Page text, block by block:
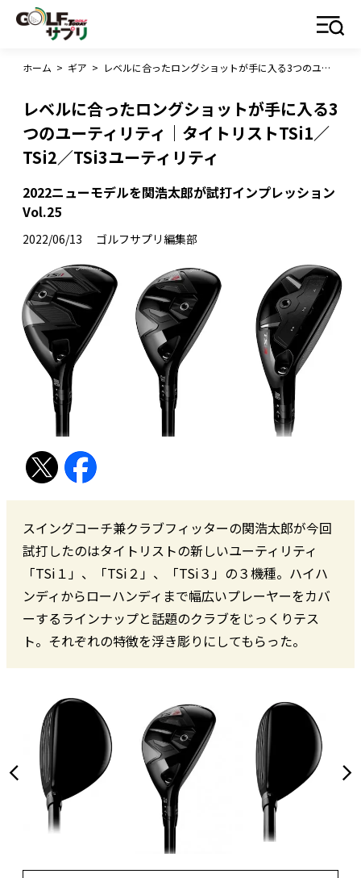
ホーム > ギア > レベルに合ったロングショットが手に入る3つのユーティリティ｜タイトリストTSi1／TSi2／TSi3ユーティリティ
レベルに合ったロングショットが手に入る3
つのユーティリティ｜タイトリストTSi1／
TSi2／TSi3ユーティリティ
2022ニューモデルを関浩太郎が試打インプレッション
Vol.25
2022/06/13 ゴルフサプリ編集部
スイングコーチ兼クラブフィッターの関浩太郎が今回
試打したのはタイトリストの新しいユーティリティ
「TSi１」、「TSi２」、「TSi３」の３機種。ハイハ
ンディからローハンディまで幅広いプレーヤーをカバ
ーするラインナップと話題のクラブをじっくりテス
ト。それぞれの特徴を浮き彫りにしてもらった。